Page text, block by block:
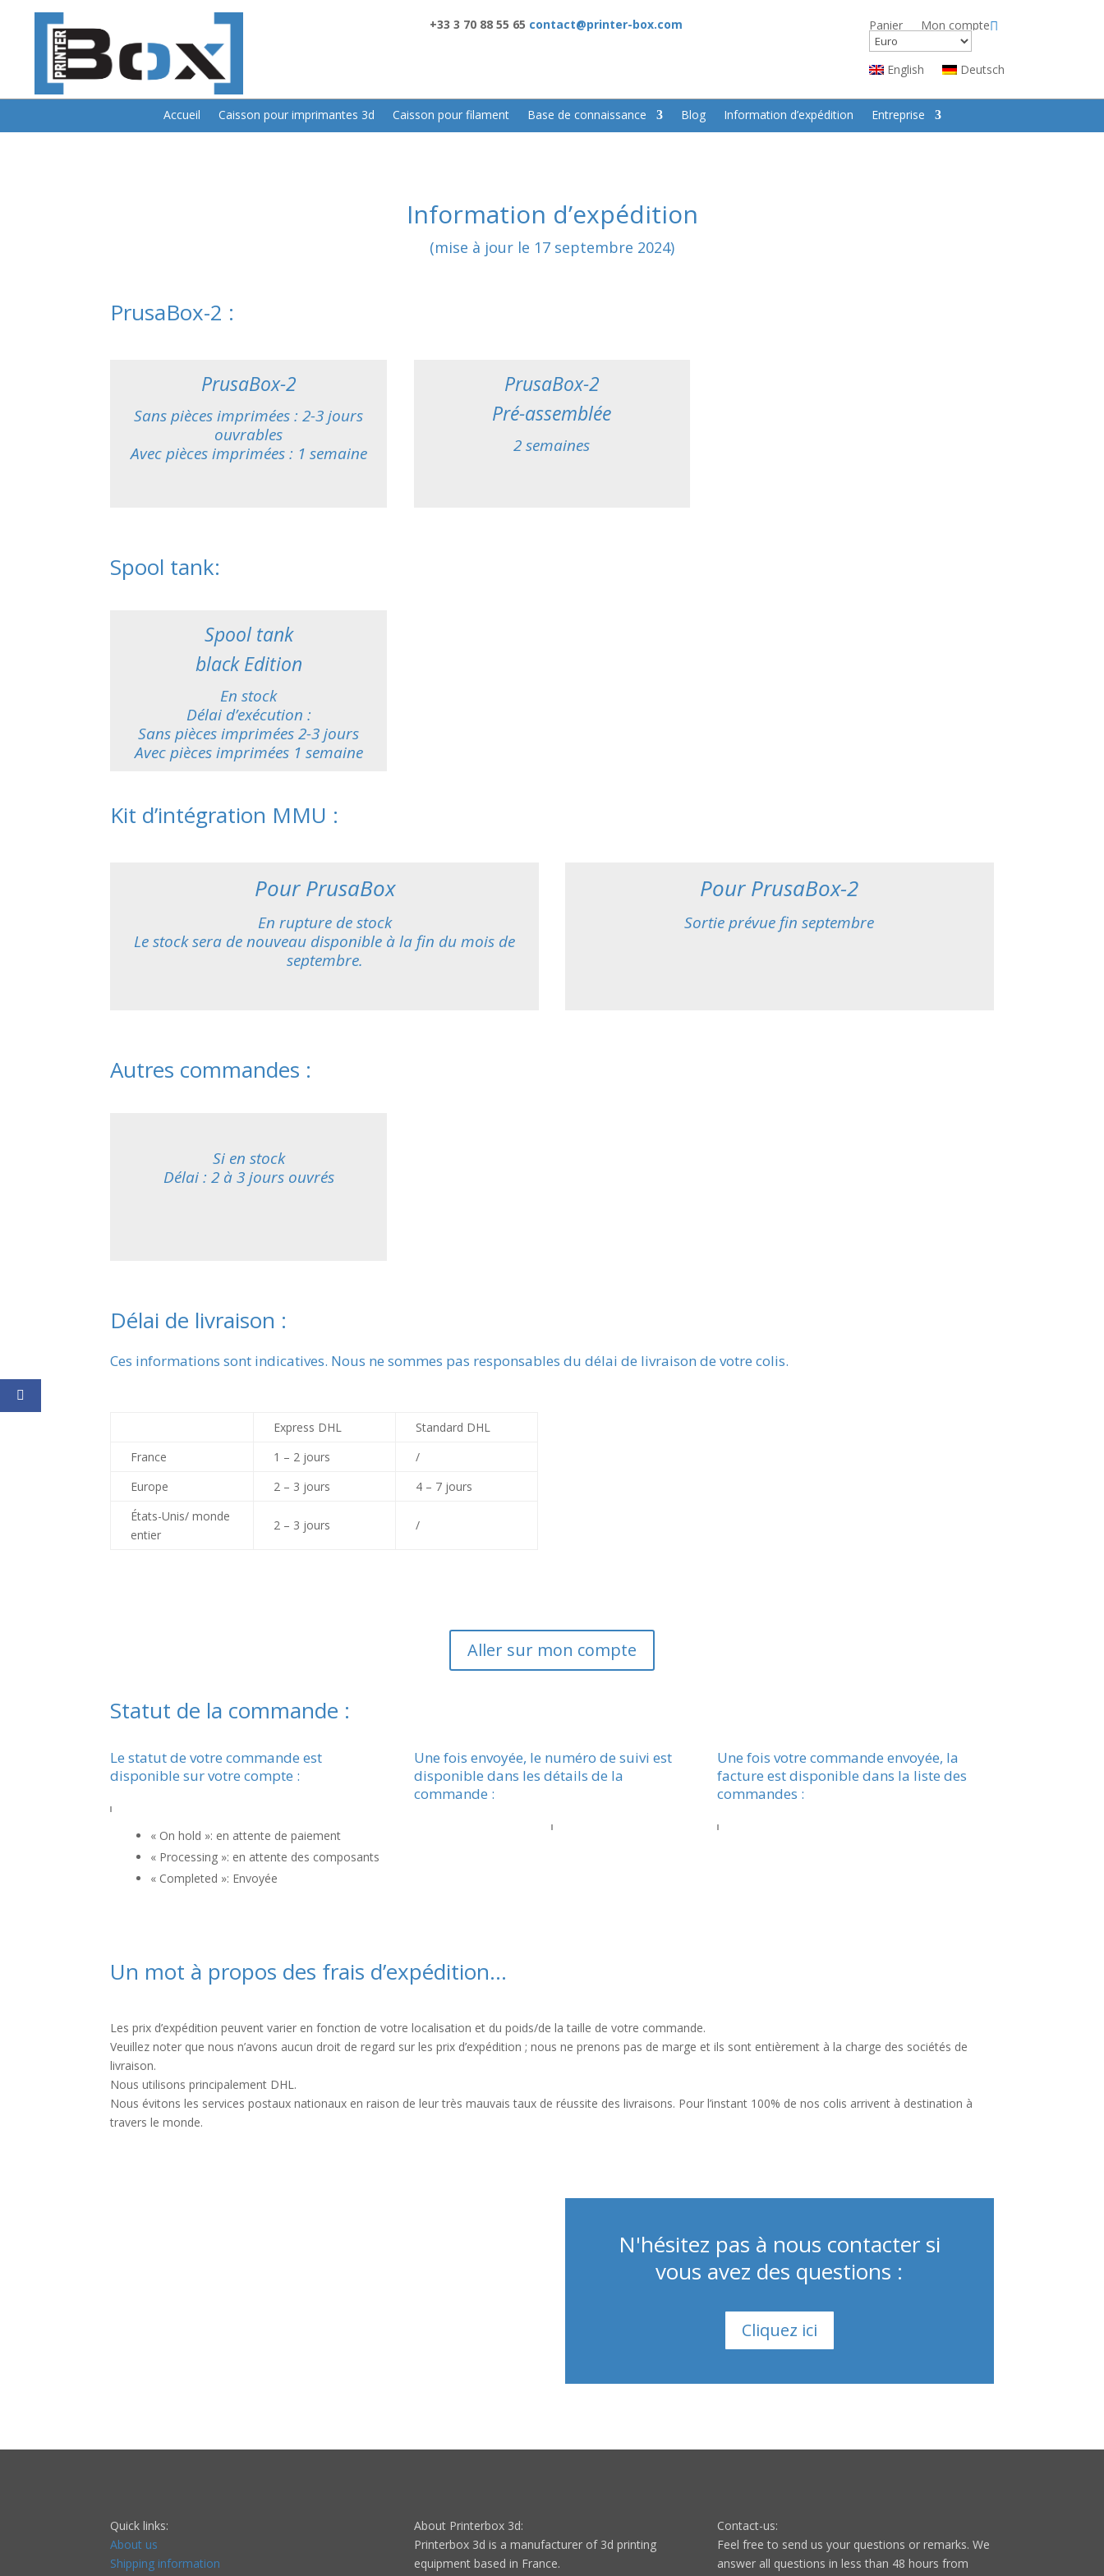
+33 3 70 88 55 65 contact@printer-box.com Panier Mon compte
English Deutsch
Accueil Caisson pour imprimantes 3d Caisson pour filament Base de connaissance Blog Information d’expédition Entreprise
Information d’expédition
(mise à jour le 17 septembre 2024)
PrusaBox-2 :
PrusaBox-2
Sans pièces imprimées : 2-3 jours
ouvrables
Avec pièces imprimées : 1 semaine
PrusaBox-2
Pré-assemblée
2 semaines
Spool tank:
Spool tank
black Edition
En stock
Délai d’exécution :
Sans pièces imprimées 2-3 jours
Avec pièces imprimées 1 semaine
Kit d’intégration MMU :
Pour PrusaBox
En rupture de stock
Le stock sera de nouveau disponible à la fin du mois de
septembre.
Pour PrusaBox-2
Sortie prévue fin septembre
Autres commandes :
Si en stock
Délai : 2 à 3 jours ouvrés
Délai de livraison :
Ces informations sont indicatives. Nous ne sommes pas responsables du délai de livraison de votre colis.
Express DHL
Standard DHL
France
1 – 2 jours
/
Europe
2 – 3 jours
4 – 7 jours
États-Unis/ monde
entier
2 – 3 jours /
Aller sur mon compte
Statut de la commande :
Le statut de votre commande est
disponible sur votre compte :
« On hold »: en attente de paiement
« Processing »: en attente des composants
« Completed »: Envoyée
Une fois envoyée, le numéro de suivi est
disponible dans les détails de la
commande :
Une fois votre commande envoyée, la
facture est disponible dans la liste des
commandes :
Un mot à propos des frais d’expédition…
Les prix d’expédition peuvent varier en fonction de votre localisation et du poids/de la taille de votre commande.
Veuillez noter que nous n’avons aucun droit de regard sur les prix d’expédition ; nous ne prenons pas de marge et ils sont entièrement à la charge des sociétés de
livraison.
Nous utilisons principalement DHL.
Nous évitons les services postaux nationaux en raison de leur très mauvais taux de réussite des livraisons. Pour l’instant 100% de nos colis arrivent à destination à
travers le monde.
N'hésitez pas à nous contacter si
vous avez des questions :
Cliquez ici
Quick links:
About us
Shipping information
About Printerbox 3d:
Printerbox 3d is a manufacturer of 3d printing
equipment based in France.
Contact-us:
Feel free to send us your questions or remarks. We
answer all questions in less than 48 hours from